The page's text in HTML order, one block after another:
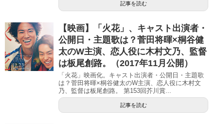
記事を読む
【映画】「火花」、キャスト出演者・
公開日・主題歌は？菅田将暉×桐谷健
太のW主演、恋人役に木村文乃、監督
は板尾創路。（2017年11月公開）
「火花」映画化。キャスト出演者・公開日・主題歌
は？菅田将暉×桐谷健太のW主演、恋人役に木村文
乃、監督は板尾創路。 第153回芥川賞...
記事を読む